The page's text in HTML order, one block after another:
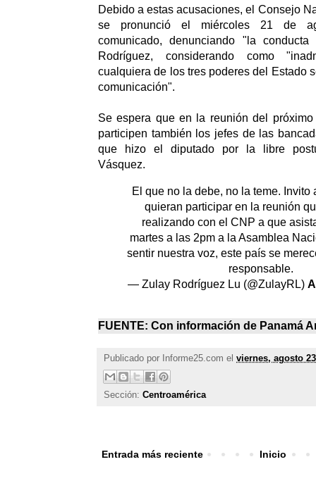
Debido a estas acusaciones, el Consejo
se pronunció el miércoles 21 de
comunicado, denunciando "la
Rodríguez, considerando como
cualquiera de los tres poderes del Estado
comunicación".
Se espera que en la reunión del
participen también los jefes de las
que hizo el diputado por la libre
Vásquez.
El que no la debe, no la teme. Invito
quieran participar en la reunión
realizando con el CNP a que
martes a las 2pm a la Asamblea
sentir nuestra voz, este país se
responsable.
— Zulay Rodríguez Lu (@ZulayRL)
FUENTE: Con información de Panamá
Publicado por Informe25.com el viernes, agosto
Sección: Centroamérica
Entrada más reciente Inicio